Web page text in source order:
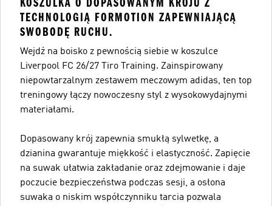
TECHNOLOGIĄ FORMOTION ZAPEWNIAJĄCĄ
SWOBODĘ RUCHU.
Wejdź na boisko z pewnością siebie w koszulce
Liverpool FC 26/27 Tiro Training. Zainspirowany
niepowtarzalnym zestawem meczowym adidas, ten top
treningowy łączy nowoczesny styl z wysokowydajnymi
materiałami.
Dopasowany krój zapewnia smukłą sylwetkę, a
dzianina gwarantuje miękkość i elastyczność. Zapięcie
na suwak ułatwia zakładanie oraz zdejmowanie i daje
poczucie bezpieczeństwa podczas sesji, a osłona
suwaka o niskim współczynniku tarcia pozwala